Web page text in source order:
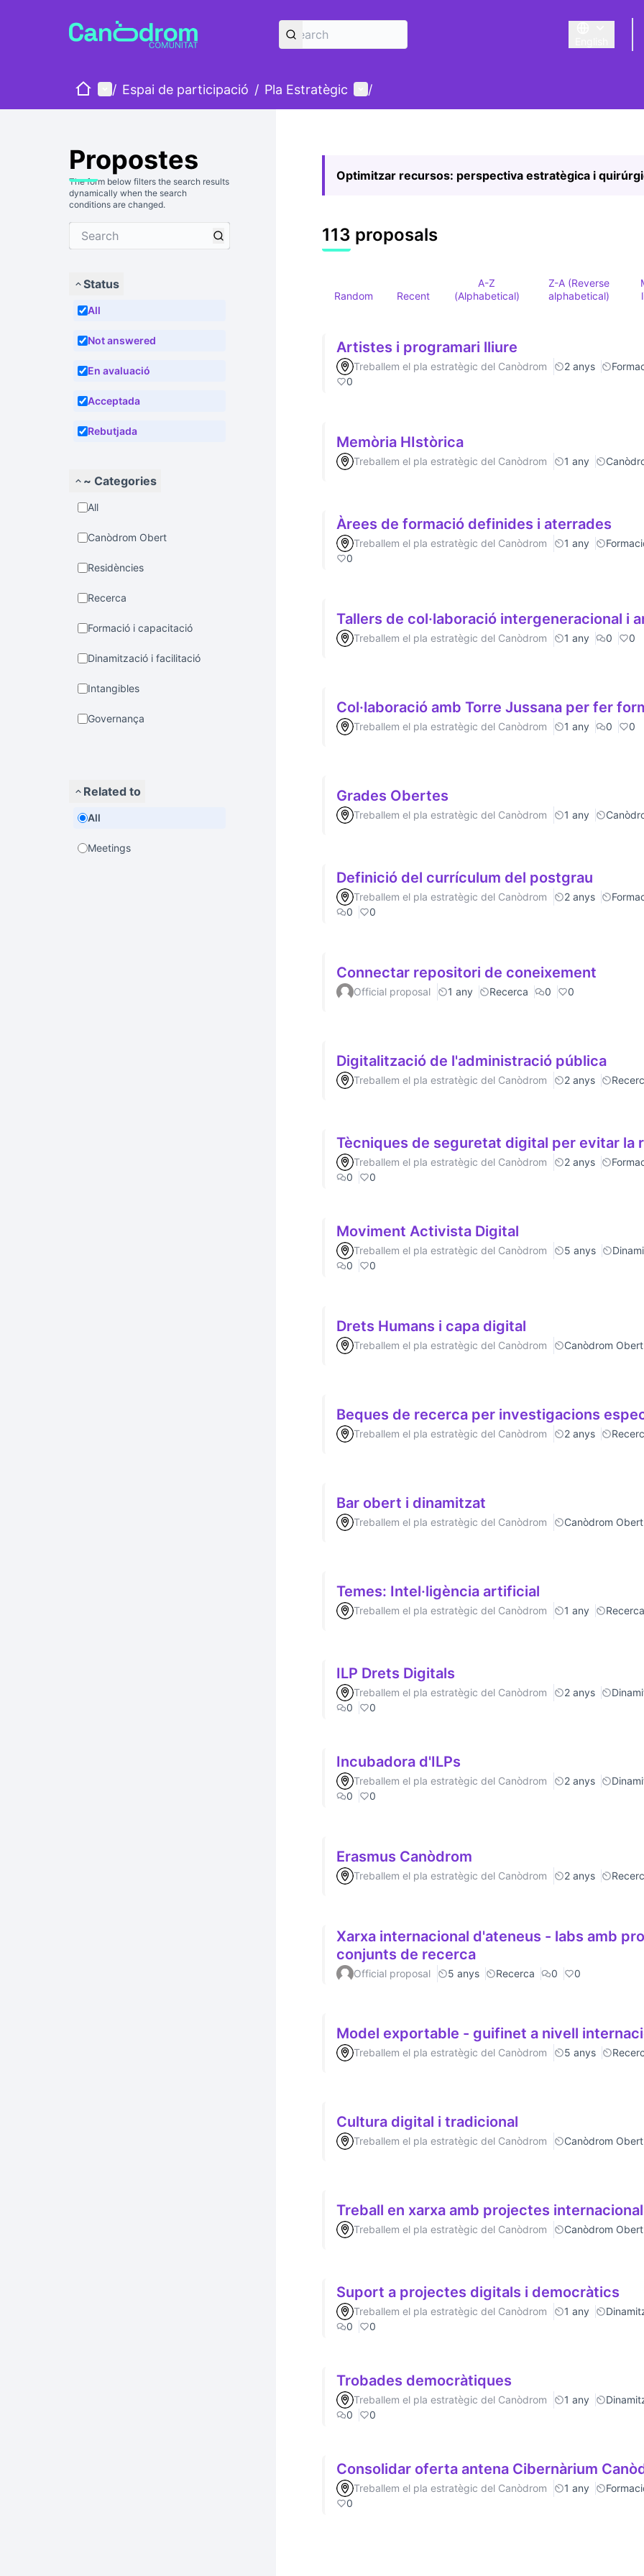
Triar la llengua
HomeMain menu
/ Espai de participació / Pla Estratègic User menu
/
Propostes
The form below filters the search results
dynamically when the search
conditions are changed.
Status
All
Not answered
En avaluació
Acceptada
Rebutjada
~ Categories
All
Canòdrom Obert
Residències
Recerca
Formació i capacitació
Dinamització i facilitació
Intangibles
Governança
Related to
All
Meetings
Optimitzar recursos: perspectiva estratègica i
113 proposals
Random Recent
A-Z
(Alphabetical)
Z-A (Reverse
alphabetical)
Artistes i programari lliure
Treballem el pla estratègic del Canòdrom 2 anys
0
Memòria HIstòrica
Treballem el pla estratègic del Canòdrom 1 any
Àrees de formació definides i aterrades
Treballem el pla estratègic del Canòdrom 1 any
0
Tallers de col·laboració intergeneracional i
Treballem el pla estratègic del Canòdrom 1 any 0 0
Col·laboració amb Torre Jussana per fer
Treballem el pla estratègic del Canòdrom 1 any 0 0
Grades Obertes
Treballem el pla estratègic del Canòdrom 1 any
Definició del currículum del postgrau
Treballem el pla estratègic del Canòdrom 2 anys
0
0
Connectar repositori de coneixement
Official proposal 1 any Recerca 0 0
Digitalització de l'administració pública
Treballem el pla estratègic del Canòdrom 2 anys
Tècniques de seguretat digital per evitar la
Treballem el pla estratègic del Canòdrom 2 anys
0
0
Moviment Activista Digital
Treballem el pla estratègic del Canòdrom 5 anys
0
0
Drets Humans i capa digital
Treballem el pla estratègic del Canòdrom Canòdrom Obert
Beques de recerca per investigacions
Treballem el pla estratègic del Canòdrom 2 anys
Bar obert i dinamitzat
Treballem el pla estratègic del Canòdrom Canòdrom Obert
Temes: Intel·ligència artificial
Treballem el pla estratègic del Canòdrom 1 any Recerca
ILP Drets Digitals
Treballem el pla estratègic del Canòdrom 2 anys
0
0
Incubadora d'ILPs
Treballem el pla estratègic del Canòdrom 2 anys
0
0
Erasmus Canòdrom
Treballem el pla estratègic del Canòdrom 2 anys
Xarxa internacional d'ateneus - labs amb
conjunts de recerca
Official proposal 5 anys Recerca 0 0
Model exportable - guifinet a nivell
Treballem el pla estratègic del Canòdrom 5 anys
Cultura digital i tradicional
Treballem el pla estratègic del Canòdrom Canòdrom Obert
Treball en xarxa amb projectes
Treballem el pla estratègic del Canòdrom Canòdrom Obert
Suport a projectes digitals i democràtics
Treballem el pla estratègic del Canòdrom 1 any
0
0
Trobades democràtiques
Treballem el pla estratègic del Canòdrom 1 any
0
0
Consolidar oferta antena Cibernàrium
Treballem el pla estratègic del Canòdrom 1 any
0